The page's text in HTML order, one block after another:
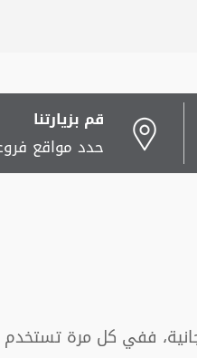
قم بزيارتنا
حدد مواقع
ففي كل مرة